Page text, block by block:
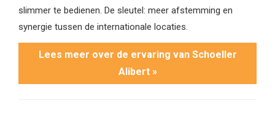
slimmer te bedienen. De sleutel: meer afstemming en
synergie tussen de internationale locaties.
Lees meer over de ervaring van Schoeller
Alibert »